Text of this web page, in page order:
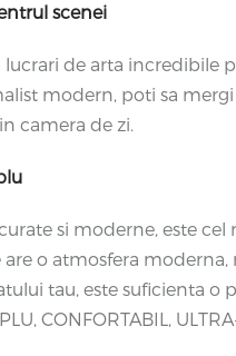
scenei
lucrari de arta incredibile
modern, poti sa
camera de zi.
si moderne, este
are o atmosfera
tau, este suficienta
CONFORTABIL,